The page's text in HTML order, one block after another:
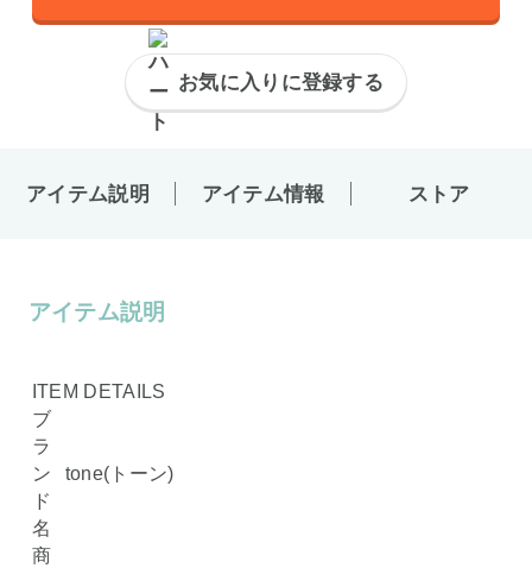
お気に入りに登録する
アイテム説明 アイテム情報 ストア
アイテム説明
ITEM DETAILS
ブ
ラ
ン
ド
名
tone(トーン)
商